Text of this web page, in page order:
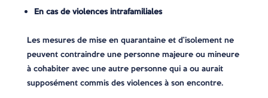
En cas de violences intrafamiliales
Les mesures de mise en quarantaine et d’isolement ne
peuvent contraindre une personne majeure ou mineure
à cohabiter avec une autre personne qui a ou aurait
supposément commis des violences à son encontre.